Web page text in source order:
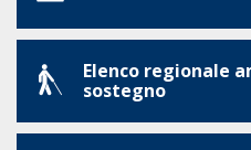
Elenco regionale
sostegno